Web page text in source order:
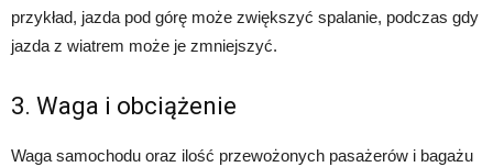
przykład, jazda pod górę może zwiększyć spalanie, podczas gdy
jazda z wiatrem może je zmniejszyć.
3. Waga i obciążenie
Waga samochodu oraz ilość przewożonych pasażerów i bagażu